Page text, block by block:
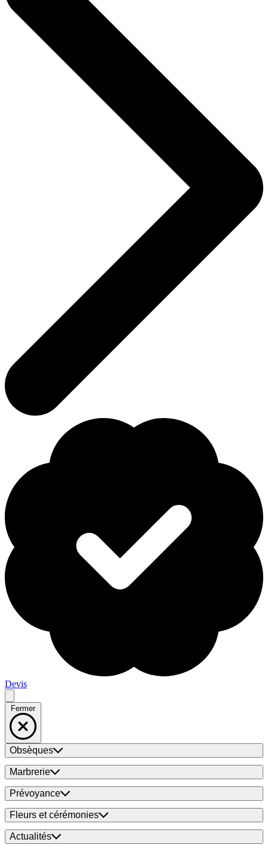
Devis
Fermer
Obsèques
Marbrerie
Prévoyance
Fleurs et cérémonies
Actualités